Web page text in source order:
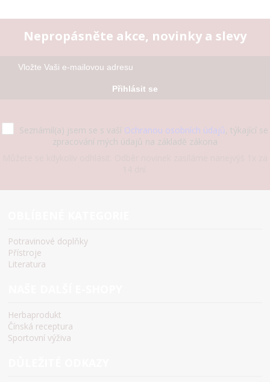
Nepropásněte akce, novinky a slevy
Přihlásit se
Seznámil(a) jsem se s vaší Ochranou osobních údajů, týkající se
zpracování mých údajů na základě zákona
Potravinové doplňky
Přístroje
Literatura
Herbaprodukt
Čínská receptura
Sportovní výživa